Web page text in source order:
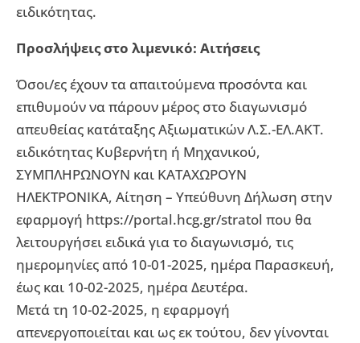
ειδικότητας.
Προσλήψεις στο λιμενικό: Αιτήσεις
Όσοι/ες έχουν τα απαιτούμενα προσόντα και
επιθυμούν να πάρουν μέρος στο διαγωνισμό
απευθείας κατάταξης Αξιωματικών Λ.Σ.-ΕΛ.ΑΚΤ.
ειδικότητας Κυβερνήτη ή Μηχανικού,
ΣΥΜΠΛΗΡΩΝΟΥΝ και ΚΑΤΑΧΩΡΟΥΝ
ΗΛΕΚΤΡΟΝΙΚΑ, Αίτηση – Υπεύθυνη Δήλωση στην
εφαρμογή https://portal.hcg.gr/stratol που θα
λειτουργήσει ειδικά για το διαγωνισμό, τις
ημερομηνίες από 10-01-2025, ημέρα Παρασκευή,
έως και 10-02-2025, ημέρα Δευτέρα.
Μετά τη 10-02-2025, η εφαρμογή
απενεργοποιείται και ως εκ τούτου, δεν γίνονται